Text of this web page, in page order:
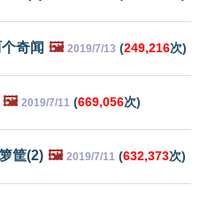
奇闻 🖼️ 2019/7/13 (249,216次)
🖼️ 2019/7/11 (669,056次)
筐(2) 🖼️ 2019/7/11 (632,373次)